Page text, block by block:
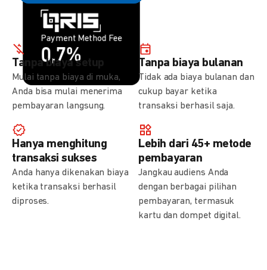
Payment Method Fee
0,7%
Payment Method Fee
1,5%
Tanpa biaya setup
Mulai tanpa biaya di muka,
Anda bisa mulai menerima
pembayaran langsung.
Tanpa biaya bulanan
Tidak ada biaya bulanan dan
cukup bayar ketika
transaksi berhasil saja.
Hanya menghitung
transaksi sukses
Anda hanya dikenakan biaya
ketika transaksi berhasil
diproses.
Lebih dari 45+ metode
pembayaran
Jangkau audiens Anda
dengan berbagai pilihan
pembayaran, termasuk
kartu dan dompet digital.